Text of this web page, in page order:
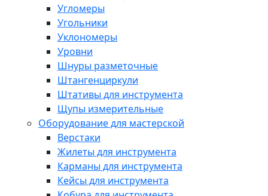
Угломеры
Угольники
Уклономеры
Уровни
Шнуры разметочные
Штангенциркули
Штативы для инструмента
Щупы измерительные
Оборудование для мастерской
Верстаки
Жилеты для инструмента
Карманы для инструмента
Кейсы для инструмента